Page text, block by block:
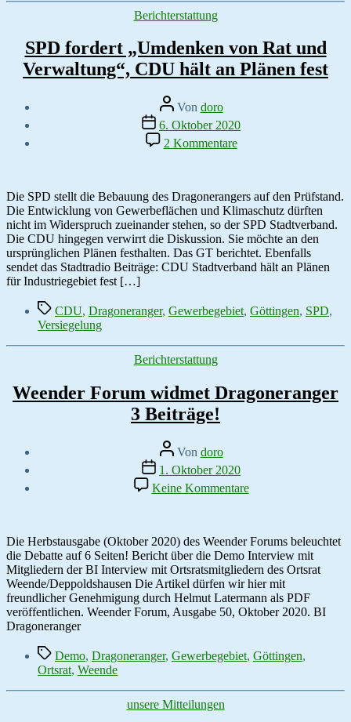
Kategorien
Berichterstattung
SPD fordert „Umdenken von Rat und
Verwaltung“, CDU hält an Plänen fest
Beitragsautor
Von doro
Veröffentlichungsdatum
6. Oktober 2020
2 Kommentarezu
SPD
von
Rat
und
Verwaltung“,
CDU
hält
fest
Die SPD stellt die Bebauung des Dragonerangers auf den Prüfstand.
Die Entwicklung von Gewerbeflächen und Klimaschutz dürften
nicht im Widerspruch zueinander stehen, so der SPD Stadtverband.
Die CDU hingegen verwirrt die Diskussion. Sie möchte an den
ursprünglichen Plänen festhalten. Das GT berichtet. Ebenfalls
sendet das Stadtradio Beiträge: CDU Stadtverband hält an Plänen
für Industriegebiet fest […]
Schlagwörter
CDU, Dragoneranger, Gewerbegebiet, Göttingen, SPD,
Versiegelung
Kategorien
Berichterstattung
Weender Forum widmet Dragoneranger
3 Beiträge!
Beitragsautor
Von doro
Veröffentlichungsdatum
1. Oktober 2020
Keine Kommentarezu
Weender
Dragoneranger
3
Beiträge!
Die Herbstausgabe (Oktober 2020) des Weender Forums beleuchtet
die Debatte auf 6 Seiten! Bericht über die Demo Interview mit
Mitgliedern der BI Interview mit Ortsratsmitgliedern des Ortsrat
Weende/Deppoldshausen Die Artikel dürfen wir hier mit
freundlicher Genehmigung durch Helmut Latermann als PDF
veröffentlichen. Weender Forum, Ausgabe 50, Oktober 2020. BI
Dragoneranger
Schlagwörter
Demo, Dragoneranger, Gewerbegebiet, Göttingen,
Ortsrat, Weende
Kategorien
unsere Mitteilungen